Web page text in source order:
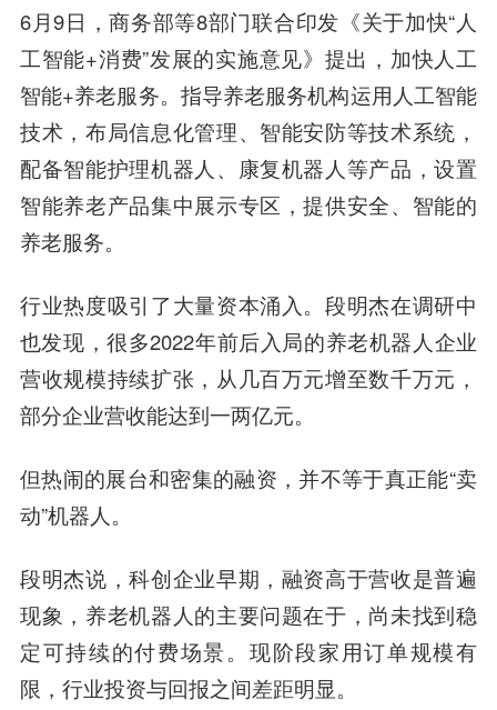
6月9日，商务部等8部门联合印发《关于加快“人
工智能+消费”发展的实施意见》提出，加快人工
智能+养老服务。指导养老服务机构运用人工智能
技术，布局信息化管理、智能安防等技术系统，
配备智能护理机器人、康复机器人等产品，设置
智能养老产品集中展示专区，提供安全、智能的
养老服务。
行业热度吸引了大量资本涌入。段明杰在调研中
也发现，很多2022年前后入局的养老机器人企业
营收规模持续扩张，从几百万元增至数千万元，
部分企业营收能达到一两亿元。
但热闹的展台和密集的融资，并不等于真正能“卖
动”机器人。
段明杰说，科创企业早期，融资高于营收是普遍
现象，养老机器人的主要问题在于，尚未找到稳
定可持续的付费场景。现阶段家用订单规模有
限，行业投资与回报之间差距明显。